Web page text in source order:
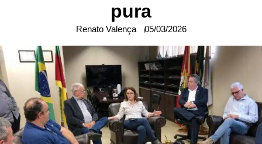
pura
Renato Valença 05/03/2026